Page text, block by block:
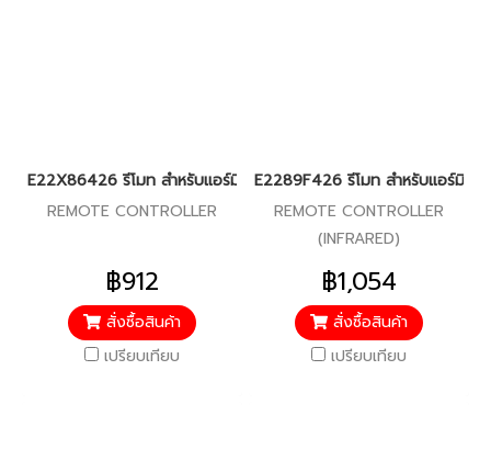
E22X86426 รีโมท สำหรับแอร์มิตซู รุ่น MSZ-SGH09,13,15
REMOTE CONTROLLER
฿912
สั่งซื้อสินค้า
เปรียบเทียบ
E2289F426 รีโมท สำหรับแอร์มิตซู
REMOTE CONTROLLER
(INFRARED)
฿1,054
สั่งซื้อสินค้า
เปรียบเทียบ